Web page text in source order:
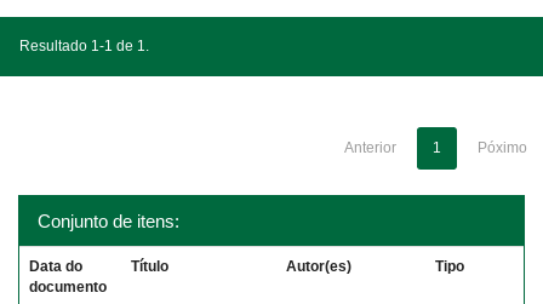
Resultado 1-1 de 1.
Anterior 1 Póximo
Conjunto de itens:
Data do
documento
Título Autor(es) Tipo